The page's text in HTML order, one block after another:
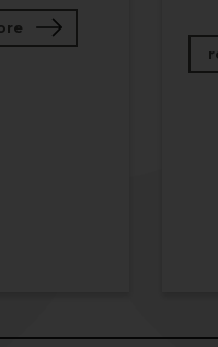
on tour
about “The One